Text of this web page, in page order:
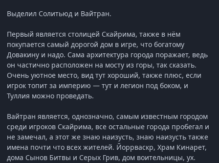
Выделил Солитьюд и Вайтран.
Первый является столицей Скайрима, также в нём
покупается самый дорогой дом в игре, что богатому
Довакину и надо. Сама архитектура города поражает, ведь
он частично расположен на мосту из горы, так сказать.
Очень уютное место, вид тут хороший, также плюс, если
игрок топит за империю — тут и легион под боком, и
Туллия можно проведать.
Вайтран является, однозначно, самым известным городом
среди игроков Скайрима, все остальные города пробегал и
не замечал, а этот же знаю наизусть, знаю наизусть также
имена почти что всех жителей. Йоррваскр, Храм Кинарет,
дома Сынов Битвы и Серых Грив, дом воительницы, ух.